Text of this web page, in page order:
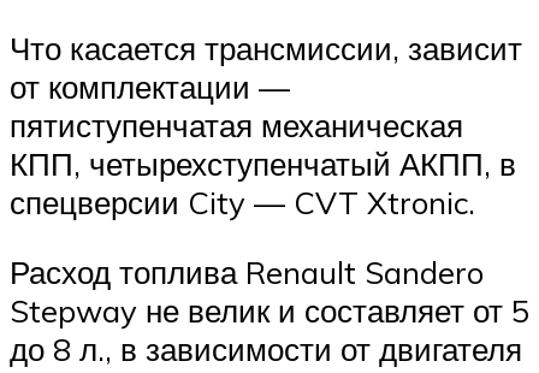
Что касается трансмиссии, зависит
от комплектации —
пятиступенчатая механическая
КПП, четырехступенчатый АКПП, в
спецверсии City — CVT Xtronic.
Расход топлива Renault Sandero
Stepway не велик и составляет от 5
до 8 л., в зависимости от двигателя